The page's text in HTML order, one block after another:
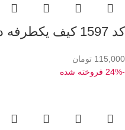
کد 1597 کیف یکطرفه دخترانه مینی مدل پرنیا
115,000 تومان
-24%
فروخته شده